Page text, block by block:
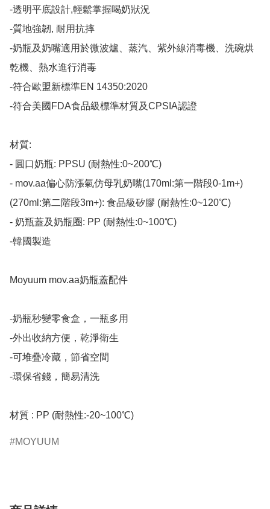
-透明平底設計,輕鬆掌握喝奶狀況
-質地強韌, 耐用抗摔
-奶瓶及奶嘴適用於微波爐、蒸汽、紫外線消毒機、洗碗烘
乾機、熱水進行消毒
-符合歐盟新標準EN 14350:2020
-符合美國FDA食品級標準材質及CPSIA認證
材質:
- 圓口奶瓶: PPSU (耐熱性:0~200℃)
- mov.aa偏心防漲氣仿母乳奶嘴(170ml:第一階段0-1m+)
(270ml:第二階段3m+): 食品級矽膠 (耐熱性:0~120℃)
- 奶瓶蓋及奶瓶圈: PP (耐熱性:0~100℃)
-韓國製造​
Moyuum mov.aa奶瓶蓋配件
-奶瓶秒變零食盒，一瓶多用
-外出收納方便，乾淨衛生
-可堆疊冷藏，節省空間
-環保省錢，簡易清洗
材質 : PP (耐熱性:-20~100℃)
MOYUUM